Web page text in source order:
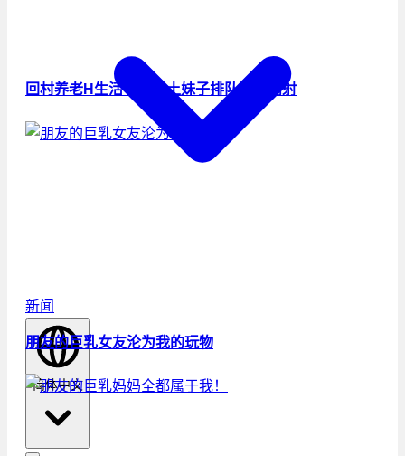
新闻
简体中文
回村养老H生活～巨乳土妹子排队求我内射
朋友的巨乳女友沦为我的玩物